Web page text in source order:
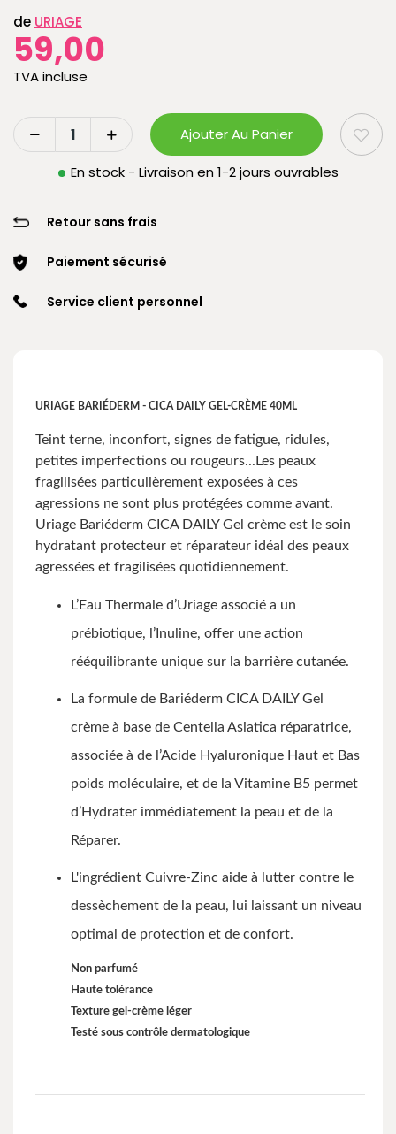
de URIAGE
59,00
TVA incluse
Ajouter Au Panier
En stock - Livraison en 1-2 jours ouvrables
Retour sans frais
Paiement sécurisé
Service client personnel
URIAGE BARIÉDERM - CICA DAILY GEL-CRÈME 40ML
Teint terne, inconfort, signes de fatigue, ridules,
petites imperfections ou rougeurs...Les peaux
fragilisées particulièrement exposées à ces
agressions ne sont plus protégées comme avant.
Uriage Bariéderm CICA DAILY Gel crème est le soin
hydratant protecteur et réparateur idéal des peaux
agressées et fragilisées quotidiennement.
L’Eau Thermale d’Uriage associé a un
prébiotique, l’Inuline, offer une action
rééquilibrante unique sur la barrière cutanée.
La formule de Bariéderm CICA DAILY Gel
crème à base de Centella Asiatica réparatrice,
associée à de l’Acide Hyaluronique Haut et Bas
poids moléculaire, et de la Vitamine B5 permet
d’Hydrater immédiatement la peau et de la
Réparer.
L'ingrédient Cuivre-Zinc aide à lutter contre le
dessèchement de la peau, lui laissant un niveau
optimal de protection et de confort.
Non parfumé
Haute tolérance
Texture gel-crème léger
Testé sous contrôle dermatologique